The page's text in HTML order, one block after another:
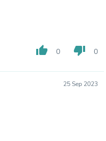
thumb_up 0 thumb_down 0
25 Sep 2023